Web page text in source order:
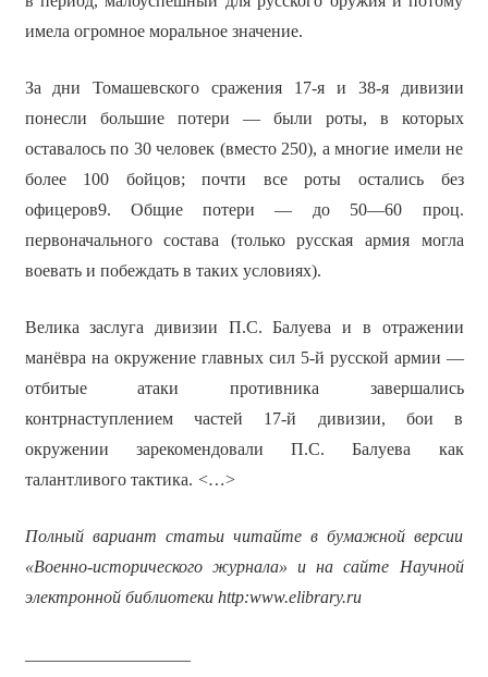
имела огромное моральное значение.
За дни Томашевского сражения 17-я и 38-я дивизии
понесли большие потери — были роты, в которых
оставалось по 30 человек (вместо 250), а многие имели не
более 100 бойцов; почти все роты остались без
офицеров9. Общие потери — до 50—60 проц.
первоначального состава (только русская армия могла
воевать и побеждать в таких условиях).
Велика заслуга дивизии П.С. Балуева и в отражении
манёвра на окружение главных сил 5-й русской армии —
отбитые атаки противника завершались
контрнаступлением частей 17-й дивизии, бои в
окружении зарекомендовали П.С. Балуева как
талантливого тактика. <…>
Полный вариант статьи читайте в бумажной версии
«Военно-исторического журнала» и на сайте Научной
электронной библиотеки http:www.elibrary.ru